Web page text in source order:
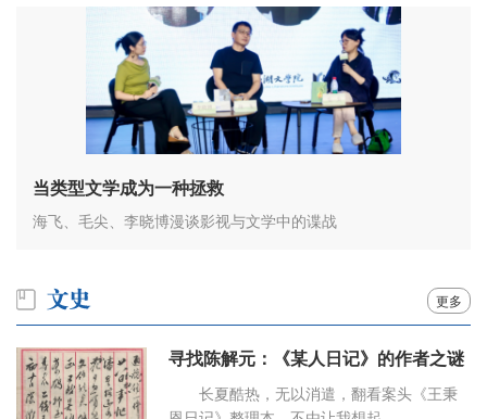
当类型文学成为一种拯救
海飞、毛尖、李晓博漫谈影视与文学中的谍战
更多
寻找陈解元：《某人日记》的作者之谜
长夏酷热，无以消遣，翻看案头《王秉